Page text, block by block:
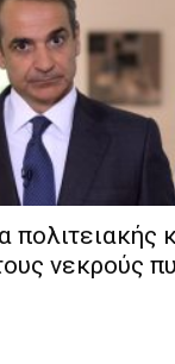
πολιτειακής
νεκρούς